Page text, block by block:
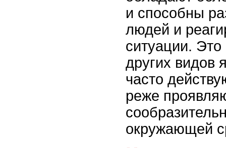
и способны
людей и
ситуации. Это
других видов
часто
реже
окружающей